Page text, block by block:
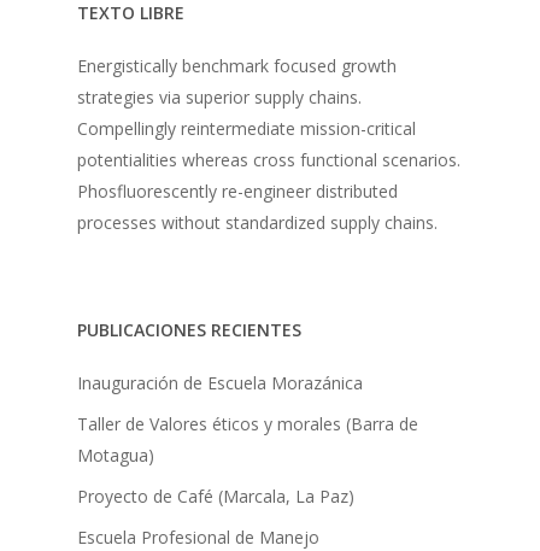
TEXTO LIBRE
Energistically benchmark focused growth
strategies via superior supply chains.
Compellingly reintermediate mission-critical
potentialities whereas cross functional scenarios.
Phosfluorescently re-engineer distributed
processes without standardized supply chains.
PUBLICACIONES RECIENTES
Inauguración de Escuela Morazánica
Taller de Valores éticos y morales (Barra de
Motagua)
Proyecto de Café (Marcala, La Paz)
Escuela Profesional de Manejo